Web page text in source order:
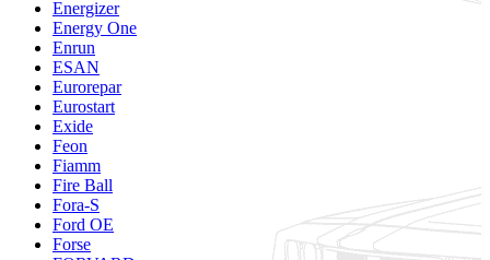
Energizer
Energy One
Enrun
ESAN
Eurorepar
Eurostart
Exide
Feon
Fiamm
Fire Ball
Fora-S
Ford OE
Forse